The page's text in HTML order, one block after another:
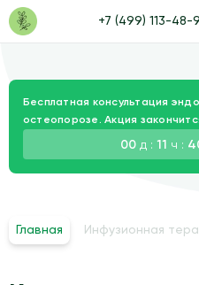
+7 (499) 113-48-
Бесплатная консультация
остеопорозе. Акция
00д : 11 ч :
Главная Инфузионная